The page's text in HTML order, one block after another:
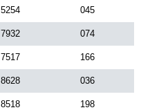
5254 045
7932 074
7517 166
8628 036
8518 198